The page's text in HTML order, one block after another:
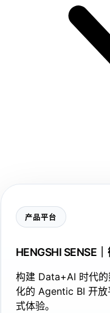
产品平台
HENGSHI SENSE
构建 Data+AI 时代
化的 Agentic BI 开放
式体验。